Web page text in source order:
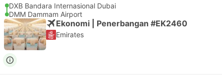
DXB Bandara Internasional Dubai
DMM Dammam Airport
Ekonomi | Penerbangan #EK2460
Emirates